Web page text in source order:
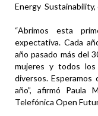
Energy
“Abrimos esta
expectativa. Cada
año pasado más del
mujeres y todos
diversos.
año”, afirmó Paula
Telefónica Open